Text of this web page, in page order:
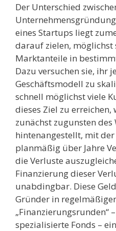
Der Unterschied
eines Startups liegt
darauf zielen, möglichst
Marktanteile in
Dazu versuchen sie, ihr
Geschäftsmodell zu
schnell möglichst viele
dieses Ziel zu
zunächst zugunsten des
hintenangestellt, mit
planmäßig über Jahre
die Verluste
Finanzierung dieser
unabdingbar. Diese
Gründer in
„Finanzierungsrunden“
spezialisierte Fonds –